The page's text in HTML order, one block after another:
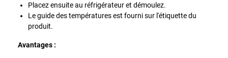
Placez ensuite au réfrigérateur et démoulez.
Le guide des températures est fourni sur l'étiquette du
produit.
Avantages :